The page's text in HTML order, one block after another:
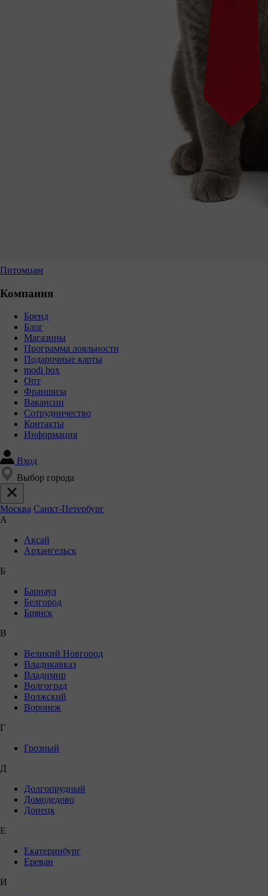
Питомцам
Компания
Бренд
Блог
Магазины
Программа лояльности
Подарочные карты
modi box
Опт
Франшиза
Вакансии
Сотрудничество
Контакты
Информация
Вход
Выбор города
Москва Санкт-Петербург
А
Аксай
Архангельск
Б
Барнаул
Белгород
Брянск
В
Великий Новгород
Владикавказ
Владимир
Волгоград
Волжский
Воронеж
Г
Грозный
Д
Долгопрудный
Домодедово
Донецк
Е
Екатеринбург
Ереван
И